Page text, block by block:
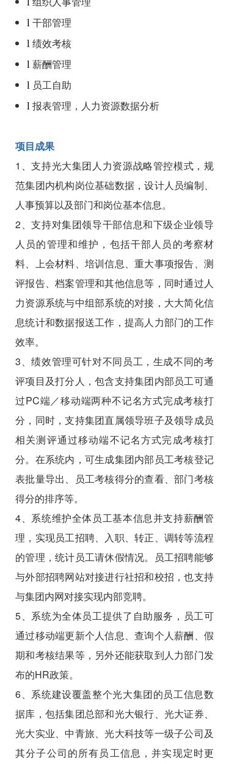
l干部管理
l绩效考核
l薪酬管理
l 员工自助
l报表管理，人力资源数据分析
项目成果
1、支持光大集团人力资源战略管控模式，规
范集团内机构岗位基础数据，设计人员编制、
人事预算以及部门和岗位基本信息。
2、支持对集团领导干部信息和下级企业领导
人员的管理和维护，包括干部人员的考察材
料、上会材料、培训信息、重大事项报告、测
评报告、档案管理和其他信息等，同时通过人
力资源系统与中组部系统的对接，大大简化信
息统计和数据报送工作，提高人力部门的工作
效率。
3、绩效管理可针对不同员工，生成不同的考
评项目及打分人，包含支持集团内部员工可通
过PC端／移动端两种不记名方式完成考核打
分，同时，支持集团直属领导班子及领导成员
相关测评通过移动端不记名方式完成考核打
分。在系统内，可生成集团内部员工考核登记
表批量导出、员工考核得分的查看、部门考核
得分的排序等。
4、系统维护全体员工基本信息并支持薪酬管
理，实现员工招聘、入职、转正、调转等流程
的管理，统计员工请休假情况。员工招聘能够
与外部招聘网站对接进行社招和校招，也支持
与集团内网对接实现内部竞聘。
5、系统为全体员工提供了自助服务，员工可
通过移动端更新个人信息、查询个人薪酬、假
期和考核结果等，另外还能获取到人力部门发
布的HR政策。
6、系统建设覆盖整个光大集团的员工信息数
据库，包括集团总部和光大银行、光大证券、
光大实业、中青旅、光大科技等一级子公司及
其分子公司的所有员工信息，并实现定时更